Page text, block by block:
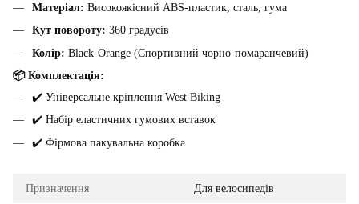
Матеріал: Високоякісний ABS-пластик, сталь, гума
Кут повороту: 360 градусів
Колір: Black-Orange (Спортивний чорно-помаранчевий)
📦 Комплектація:
✔️ Універсальне кріплення West Biking
✔️ Набір еластичних гумових вставок
✔️ Фірмова пакувальна коробка
Призначення Для велосипедів